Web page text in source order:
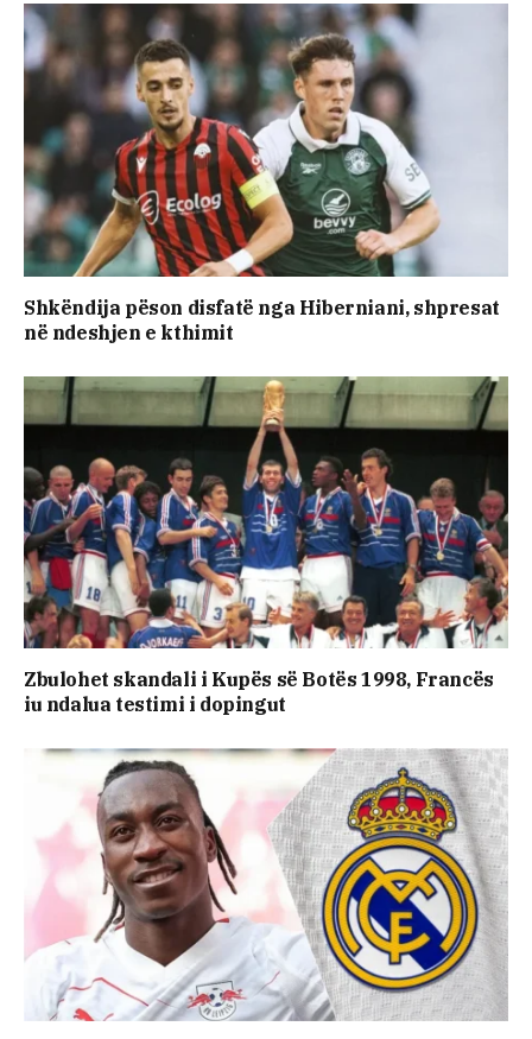
Shkëndija pëson disfatë nga Hiberniani, shpresat
në ndeshjen e kthimit
Zbulohet skandali i Kupës së Botës 1998, Francës
iu ndalua testimi i dopingut